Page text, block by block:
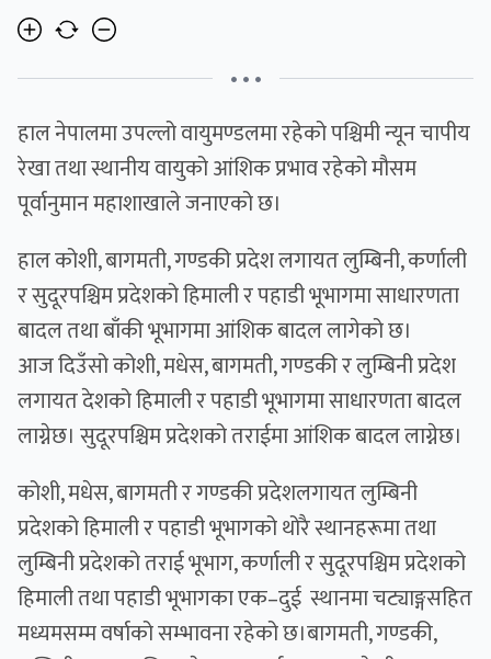
• • •
हाल नेपालमा उपल्लो वायुमण्डलमा रहेको पश्चिमी न्यून चापीय
रेखा तथा स्थानीय वायुको आंशिक प्रभाव रहेको मौसम
पूर्वानुमान महाशाखाले जनाएको छ।
हाल कोशी, बागमती, गण्डकी प्रदेश लगायत लुम्बिनी, कर्णाली
र सुदूरपश्चिम प्रदेशको हिमाली र पहाडी भूभागमा साधारणता
बादल तथा बाँकी भूभागमा आंशिक बादल लागेको छ।
आज दिउँसो कोशी, मधेस, बागमती, गण्डकी र लुम्बिनी प्रदेश
लगायत देशको हिमाली र पहाडी भूभागमा साधारणता बादल
लाग्नेछ। सुदूरपश्चिम प्रदेशको तराईमा आंशिक बादल लाग्नेछ।
कोशी, मधेस, बागमती र गण्डकी प्रदेशलगायत लुम्बिनी
प्रदेशको हिमाली र पहाडी भूभागको थोरै स्थानहरूमा तथा
लुम्बिनी प्रदेशको तराई भूभाग, कर्णाली र सुदूरपश्चिम प्रदेशको
हिमाली तथा पहाडी भूभागका एक–दुई स्थानमा चट्याङ्गसहित
मध्यमसम्म वर्षाको सम्भावना रहेको छ।बागमती, गण्डकी,